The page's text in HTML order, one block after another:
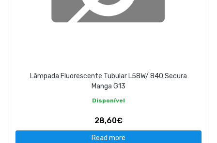
Lâmpada Fluorescente Tubular L58W/ 840 Secura
Manga G13
Disponível
28,60€
Read more